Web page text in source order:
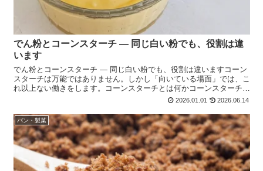
でん粉とコーンスターチ ― 同じ白い粉でも、役割は違
います
でん粉とコーンスターチ ― 同じ白い粉でも、役割は違いますコーン
スターチは万能ではありません。しかし「向いている場面」では、こ
れ以上ない働きをします。コーンスターチとは何かコーンスターチ
は、 とうもろこし由来のでん粉です。原料は・ とうもろ...
2026.01.01 2026.06.14
パン・製菓